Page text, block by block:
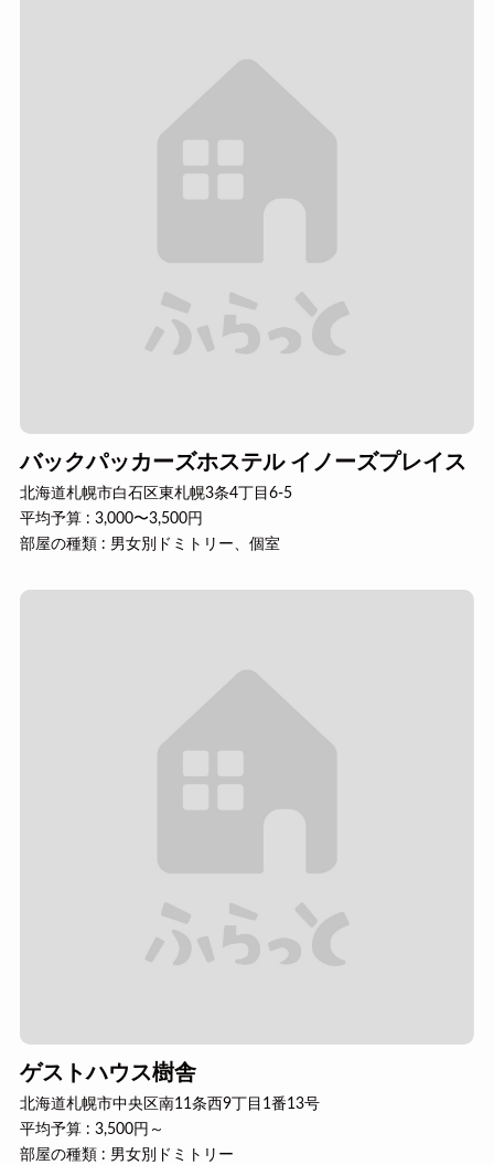
バックパッカーズホステル イノーズプレイス
北海道札幌市白石区東札幌3条4丁目6-5
平均予算 : 3,000〜3,500円
部屋の種類 : 男女別ドミトリー、個室
ゲストハウス樹舎
北海道札幌市中央区南11条西9丁目1番13号
平均予算 : 3,500円～
部屋の種類 : 男女別ドミトリー